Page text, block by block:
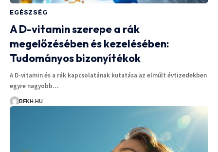
EGÉSZSÉG
A D-vitamin szerepe a rák
megelőzésében és kezelésében:
Tudományos bizonyítékok
A D-vitamin és a rák kapcsolatának kutatása az elmúlt évtizedekben
egyre nagyobb…
BFKH.HU